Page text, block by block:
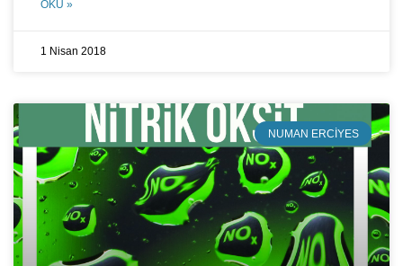
OKU »
1 Nisan 2018
NUMAN ERCIYES